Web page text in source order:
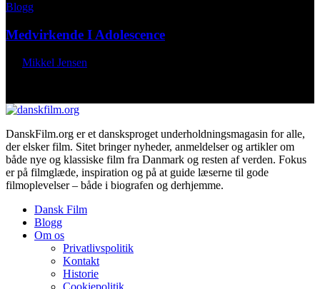
Blogg
Medvirkende I Adolescence
Mikkel Jensen
DanskFilm.org er et dansksproget underholdningsmagasin for alle,
der elsker film. Sitet bringer nyheder, anmeldelser og artikler om
både nye og klassiske film fra Danmark og resten af verden. Fokus
er på filmglæde, inspiration og på at guide læserne til gode
filmoplevelser – både i biografen og derhjemme.
Dansk Film
Blogg
Om os
Privatlivspolitik
Kontakt
Historie
Cookiepolitik